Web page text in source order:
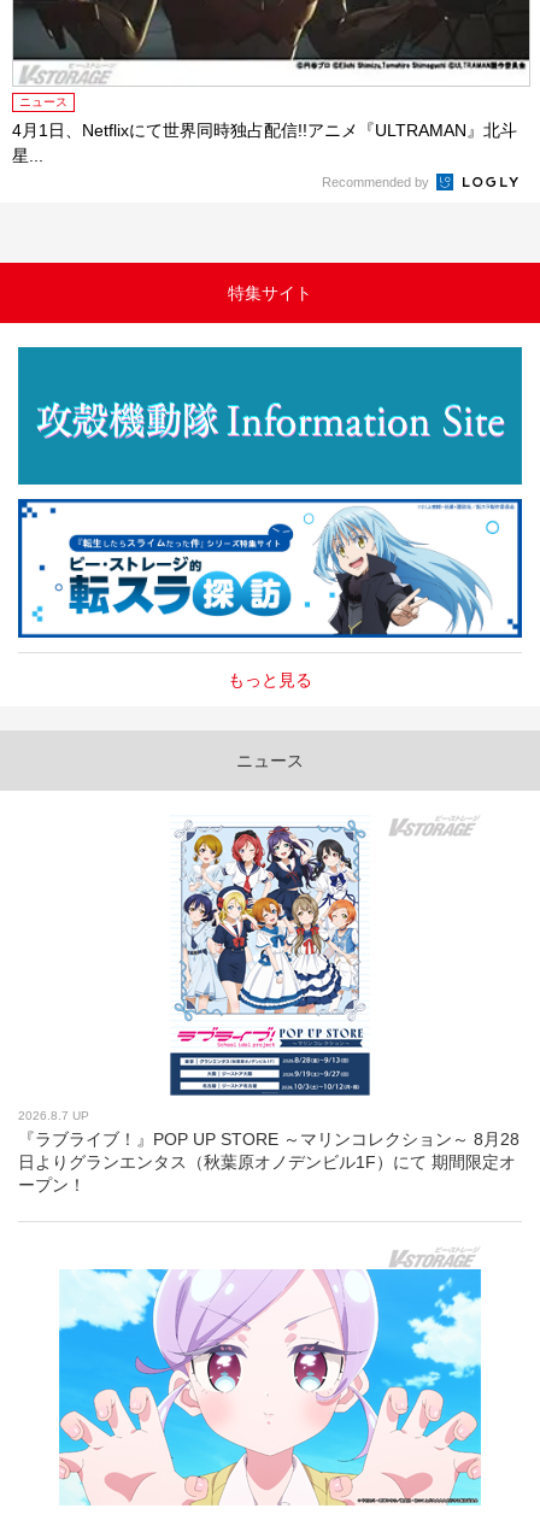
ニュース
4月1日、Netflixにて世界同時独占配信!!アニメ『ULTRAMAN』北斗
星...
Recommended by
特集サイト
もっと見る
ニュース
2026.8.7 UP
『ラブライブ！』POP UP STORE ～マリンコレクション～ 8月28
日よりグランエンタス（秋葉原オノデンビル1F）にて 期間限定オ
ープン！